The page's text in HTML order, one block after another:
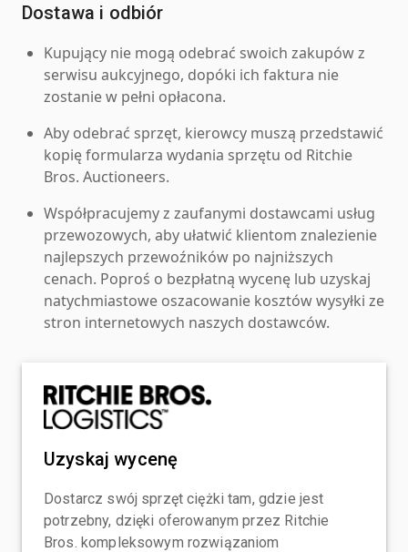
Dostawa i odbiór
Kupujący nie mogą odebrać swoich zakupów z
serwisu aukcyjnego, dopóki ich faktura nie
zostanie w pełni opłacona.
Aby odebrać sprzęt, kierowcy muszą przedstawić
kopię formularza wydania sprzętu od Ritchie
Bros. Auctioneers.
Współpracujemy z zaufanymi dostawcami usług
przewozowych, aby ułatwić klientom znalezienie
najlepszych przewoźników po najniższych
cenach. Poproś o bezpłatną wycenę lub uzyskaj
natychmiastowe oszacowanie kosztów wysyłki ze
stron internetowych naszych dostawców.
Uzyskaj wycenę
Dostarcz swój sprzęt ciężki tam, gdzie jest
potrzebny, dzięki oferowanym przez Ritchie
Bros. kompleksowym rozwiązaniom